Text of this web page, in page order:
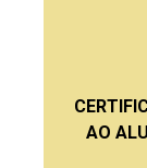
AO